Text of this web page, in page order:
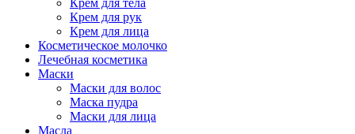
Крем для тела
Крем для рук
Крем для лица
Косметическое молочко
Лечебная косметика
Маски
Маски для волос
Маска пудра
Маски для лица
Масла